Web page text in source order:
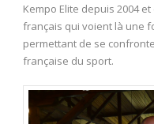
Kempo Elite depuis 2004
français qui voient là une
permettant de se
française du sport.